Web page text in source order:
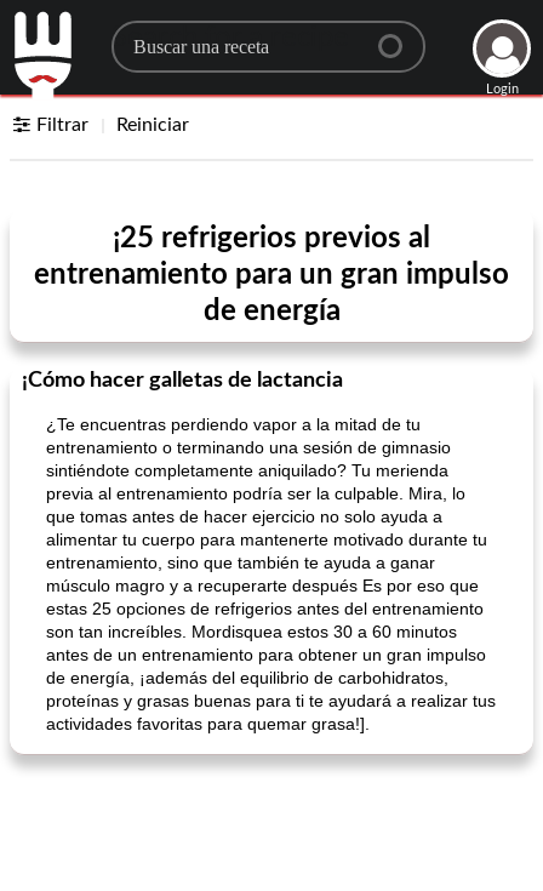
Search for a recipe
Login
Filtrar Reiniciar
¡25 refrigerios previos al
entrenamiento para un gran impulso
de energía
¡Cómo hacer galletas de lactancia
¿Te encuentras perdiendo vapor a la mitad de tu
entrenamiento o terminando una sesión de gimnasio
sintiéndote completamente aniquilado? Tu merienda
previa al entrenamiento podría ser la culpable. Mira, lo
que tomas antes de hacer ejercicio no solo ayuda a
alimentar tu cuerpo para mantenerte motivado durante tu
entrenamiento, sino que también te ayuda a ganar
músculo magro y a recuperarte después Es por eso que
estas 25 opciones de refrigerios antes del entrenamiento
son tan increíbles. Mordisquea estos 30 a 60 minutos
antes de un entrenamiento para obtener un gran impulso
de energía, ¡además del equilibrio de carbohidratos,
proteínas y grasas buenas para ti te ayudará a realizar tus
actividades favoritas para quemar grasa!].